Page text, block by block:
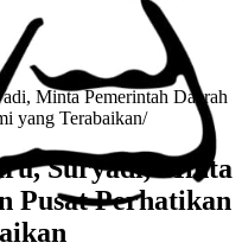
Minta Pemerintah Daerah
yang Terabaikan
Suryadi, Minta
Pusat Perhatikan